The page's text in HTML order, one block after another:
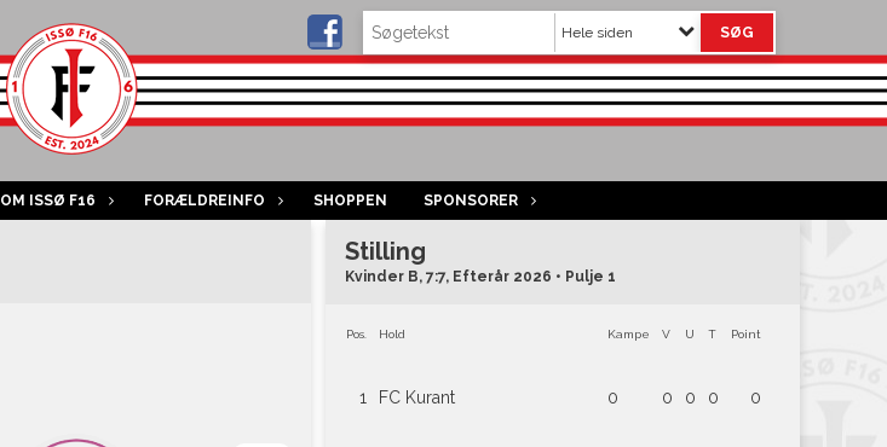
Hele siden
OM ISSØ F16 FORÆLDREINFO SHOPPEN SPONSORER
Stilling
Kvinder B, 7:7, Efterår 2026 • Pulje 1
Pos. Hold Kampe V U T Point
1 FC Kurant 0 0 0 0 0